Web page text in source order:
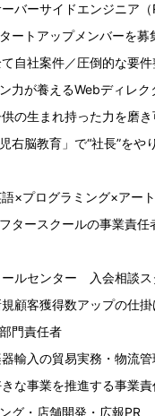
バーサイドエンジニア
ートアップメンバーを募
自社案件／圧倒的な要
力が養えるWebディレク
の生まれ持った力を磨き
右脳教育」で“社長”をや
×プログラミング×アー
タースクールの事業責任
ールセンター 入会相談ス
規顧客獲得数アップの仕
門責任者
輸入の貿易実務・物流管
な事業を推進する事業責
グ・店舗開発・広報PR